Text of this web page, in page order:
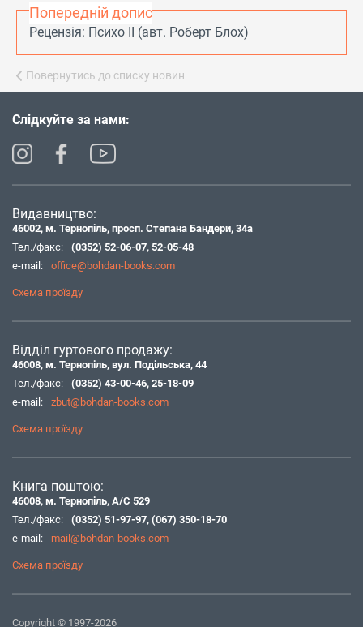
Попередній допис
Рецензія: Психо ІІ (авт. Роберт Блох)
Повернутись до списку новин
Слідкуйте за нами:
Видавництво:
46002, м. Тернопіль, просп. Степана Бандери, 34а
Тел./факс:
(0352) 52-06-07, 52-05-48
e-mail:
office@bohdan-books.com
Схема проїзду
Відділ гуртового продажу:
46008, м. Тернопіль, вул. Подільська, 44
Тел./факс:
(0352) 43-00-46, 25-18-09
e-mail:
zbut@bohdan-books.com
Схема проїзду
Книга поштою:
46008, м. Тернопіль, А/С 529
Тел./факс:
(0352) 51-97-97, (067) 350-18-70
e-mail:
mail@bohdan-books.com
Схема проїзду
Copyright © 1997-2026